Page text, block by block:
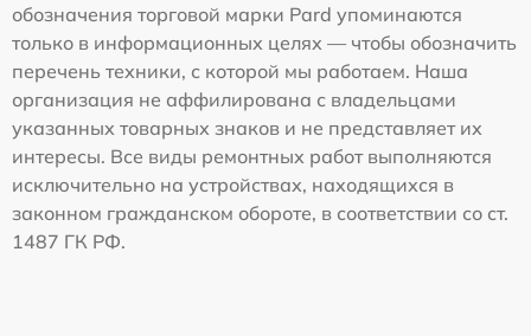
обозначения торговой марки Pard упоминаются
только в информационных целях — чтобы обозначить
перечень техники, с которой мы работаем. Наша
организация не аффилирована с владельцами
указанных товарных знаков и не представляет их
интересы. Все виды ремонтных работ выполняются
исключительно на устройствах, находящихся в
законном гражданском обороте, в соответствии со ст.
1487 ГК РФ.